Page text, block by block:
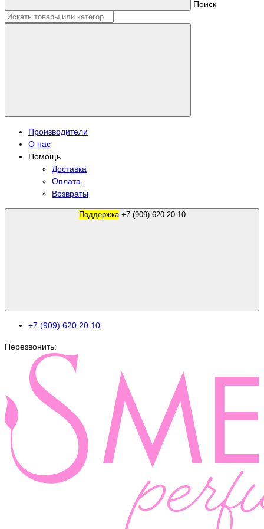
Поиск
Производители
О нас
Помощь
Доставка
Оплата
Возвраты
Поддержка +7 (909) 620 20 10
+7 (909) 620 20 10
Перезвонить: